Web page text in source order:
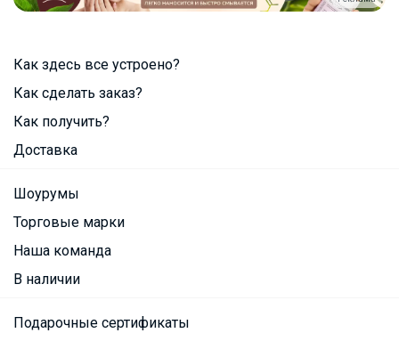
Как здесь все устроено?
Как сделать заказ?
Как получить?
Доставка
Шоурумы
Торговые марки
Наша команда
В наличии
Подарочные сертификаты